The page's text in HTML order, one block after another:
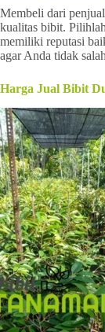
Membeli dari
kualitas bibit.
memiliki reputasi
agar Anda tidak
Harga Jual Bibit